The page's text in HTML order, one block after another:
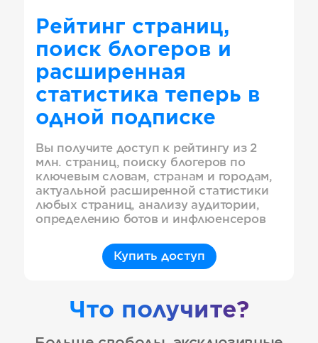
Рейтинг страниц,
поиск блогеров и
расширенная
статистика теперь в
одной подписке
Вы получите доступ к рейтингу из 2
млн. страниц, поиску блогеров по
ключевым словам, странам и городам,
актуальной расширенной статистики
любых страниц, анализу аудитории,
определению ботов и инфлюенсеров
Купить доступ
Что получите?